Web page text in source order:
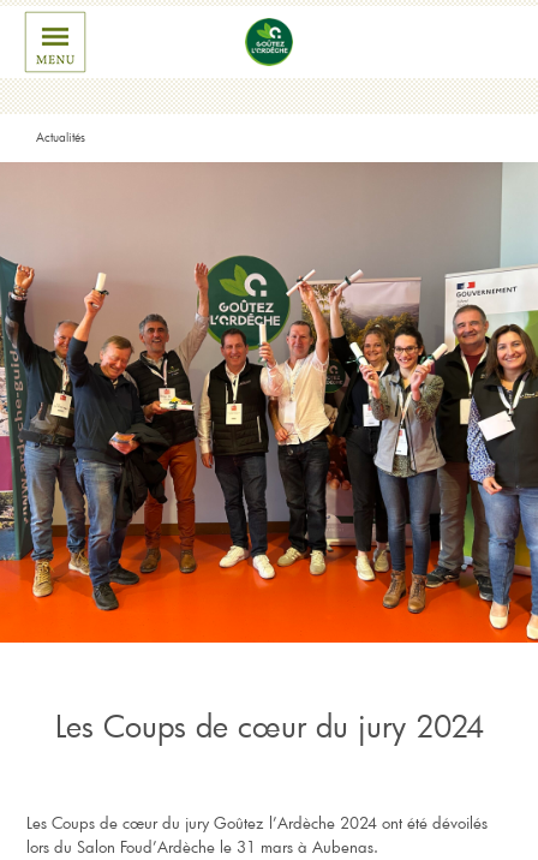
Actualités
Les Coups de cœur du jury 2024
Les Coups de cœur du jury Goûtez l’Ardèche 2024 ont été dévoilés
lors du Salon Foud’Ardèche le 31 mars à Aubenas.